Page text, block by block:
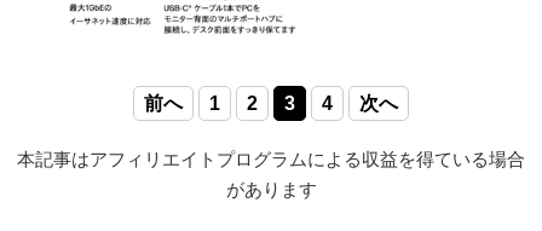
前へ 1 2 3 4 次へ
本記事はアフィリエイトプログラムによる収益を得ている場合
があります